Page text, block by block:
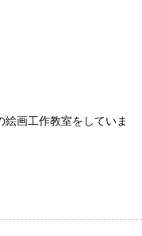
画工作教室をしていま